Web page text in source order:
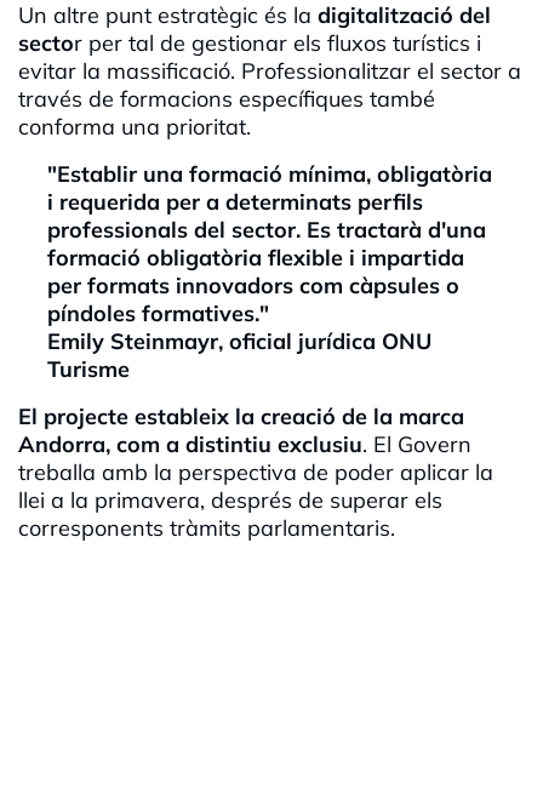
Un altre punt estratègic és la digitalització del
sector per tal de gestionar els fluxos turístics i
evitar la massificació. Professionalitzar el sector a
través de formacions específiques també
conforma una prioritat.
"Establir una formació mínima, obligatòria
i requerida per a determinats perfils
professionals del sector. Es tractarà d'una
formació obligatòria flexible i impartida
per formats innovadors com càpsules o
píndoles formatives."
Emily Steinmayr, oficial jurídica ONU
Turisme
El projecte estableix la creació de la marca
Andorra, com a distintiu exclusiu. El Govern
treballa amb la perspectiva de poder aplicar la
llei a la primavera, després de superar els
corresponents tràmits parlamentaris.